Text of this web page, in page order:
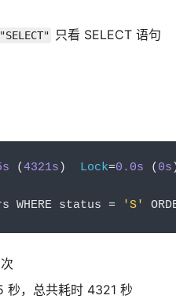
只看 SELECT 语句
(4321s ) Lock=0.0s ( 0s
WHERE status = 'S'
秒，总共耗时 4321 秒